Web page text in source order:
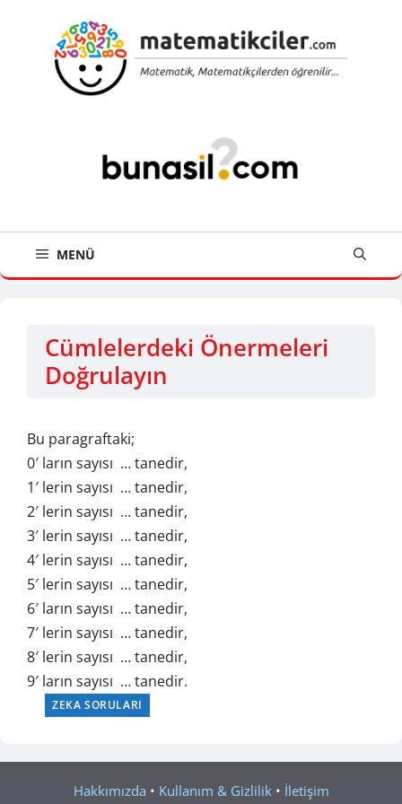
MENÜ
Cümlelerdeki Önermeleri
Doğrulayın
Bu paragraftaki;
0′ ların sayısı … tanedir,
1′ lerin sayısı … tanedir,
2′ lerin sayısı … tanedir,
3′ lerin sayısı … tanedir,
4′ lerin sayısı … tanedir,
5′ lerin sayısı … tanedir,
6′ ların sayısı … tanedir,
7′ lerin sayısı … tanedir,
8′ lerin sayısı … tanedir,
9′ ların sayısı … tanedir.
ZEKA SORULARI
Hakkımızda • Kullanım & Gizlilik • İletişim